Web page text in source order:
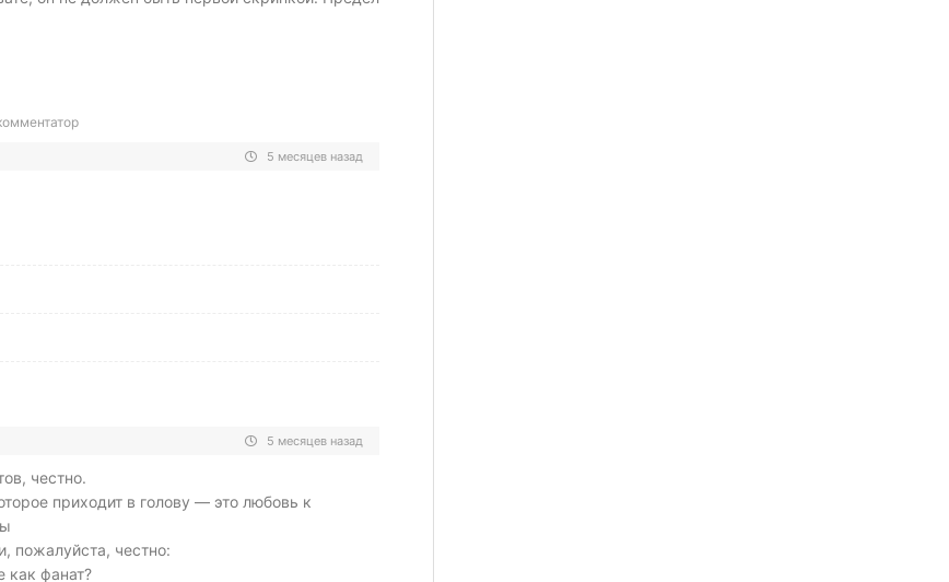
5 месяцев назад
5 месяцев назад
честно.
приходит в голову — это любовь к
пожалуйста, честно:
как фанат?